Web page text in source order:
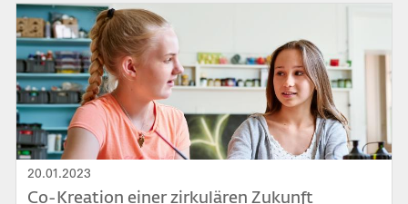
Bild
20.01.2023
Co-Kreation einer zirkulären Zukunft